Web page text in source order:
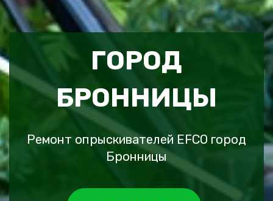
ГОРОД
БРОННИЦЫ
Ремонт опрыскивателей EFCO город
Бронницы